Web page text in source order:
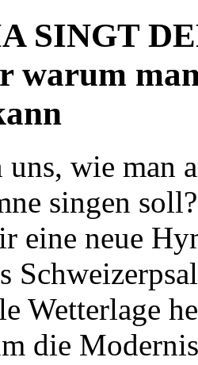
SINGT
warum
wie man
singen
eine neue
Wetterlage
die